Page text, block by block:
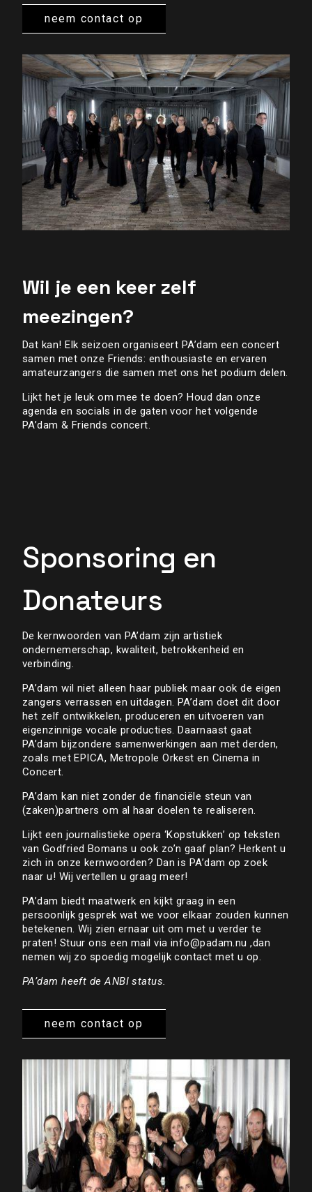
neem contact op
Wil je een keer zelf
meezingen?
Dat kan! Elk seizoen organiseert PA’dam een concert
samen met onze Friends: enthousiaste en ervaren
amateurzangers die samen met ons het podium delen.
Lijkt het je leuk om mee te doen? Houd dan onze
agenda en socials in de gaten voor het volgende
PA’dam & Friends concert.
Sponsoring en
Donateurs
De kernwoorden van PA’dam zijn artistiek
ondernemerschap, kwaliteit, betrokkenheid en
verbinding.
PA’dam wil niet alleen haar publiek maar ook de eigen
zangers verrassen en uitdagen. PA’dam doet dit door
het zelf ontwikkelen, produceren en uitvoeren van
eigenzinnige vocale producties. Daarnaast gaat
PA’dam bijzondere samenwerkingen aan met derden,
zoals met EPICA, Metropole Orkest en Cinema in
Concert.
PA’dam kan niet zonder de financiële steun van
(zaken)partners om al haar doelen te realiseren.
Lijkt een journalistieke opera ‘Kopstukken’ op teksten
van Godfried Bomans u ook zo’n gaaf plan? Herkent u
zich in onze kernwoorden? Dan is PA’dam op zoek
naar u! Wij vertellen u graag meer!
PA’dam biedt maatwerk en kijkt graag in een
persoonlijk gesprek wat we voor elkaar zouden kunnen
betekenen. Wij zien ernaar uit om met u verder te
praten! Stuur ons een mail via info@padam.nu ,dan
nemen wij zo spoedig mogelijk contact met u op.
PA’dam heeft de ANBI status.
neem contact op